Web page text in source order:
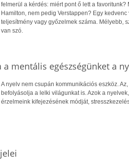
felmerül a kérdés: miért pont ő lett a
Hamilton, nem pedig Verstappen? Egy
teljesítmény vagy győzelmek száma. Mélyebb,
van szó.
mentális egészségünket a
A nyelv nem csupán kommunikációs eszköz.
befolyásolja a lelki világunkat is. Azok a
érzelmeink kifejezésének módját,